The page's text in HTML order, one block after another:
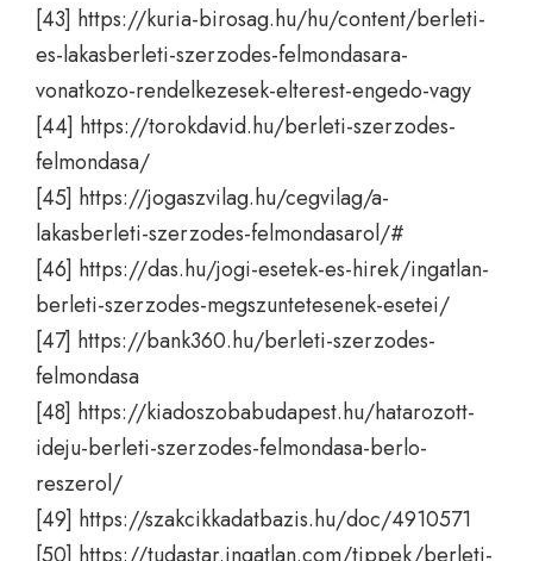
[43] https://kuria-birosag.hu/hu/content/berleti-
es-lakasberleti-szerzodes-felmondasara-
vonatkozo-rendelkezesek-elterest-engedo-vagy
[44] https://torokdavid.hu/berleti-szerzodes-
felmondasa/
[45] https://jogaszvilag.hu/cegvilag/a-
lakasberleti-szerzodes-felmondasarol/#
[46] https://das.hu/jogi-esetek-es-hirek/ingatlan-
berleti-szerzodes-megszuntetesenek-esetei/
[47] https://bank360.hu/berleti-szerzodes-
felmondasa
[48] https://kiadoszobabudapest.hu/hatarozott-
ideju-berleti-szerzodes-felmondasa-berlo-
reszerol/
[49] https://szakcikkadatbazis.hu/doc/4910571
[50] https://tudastar.ingatlan.com/tippek/berleti-